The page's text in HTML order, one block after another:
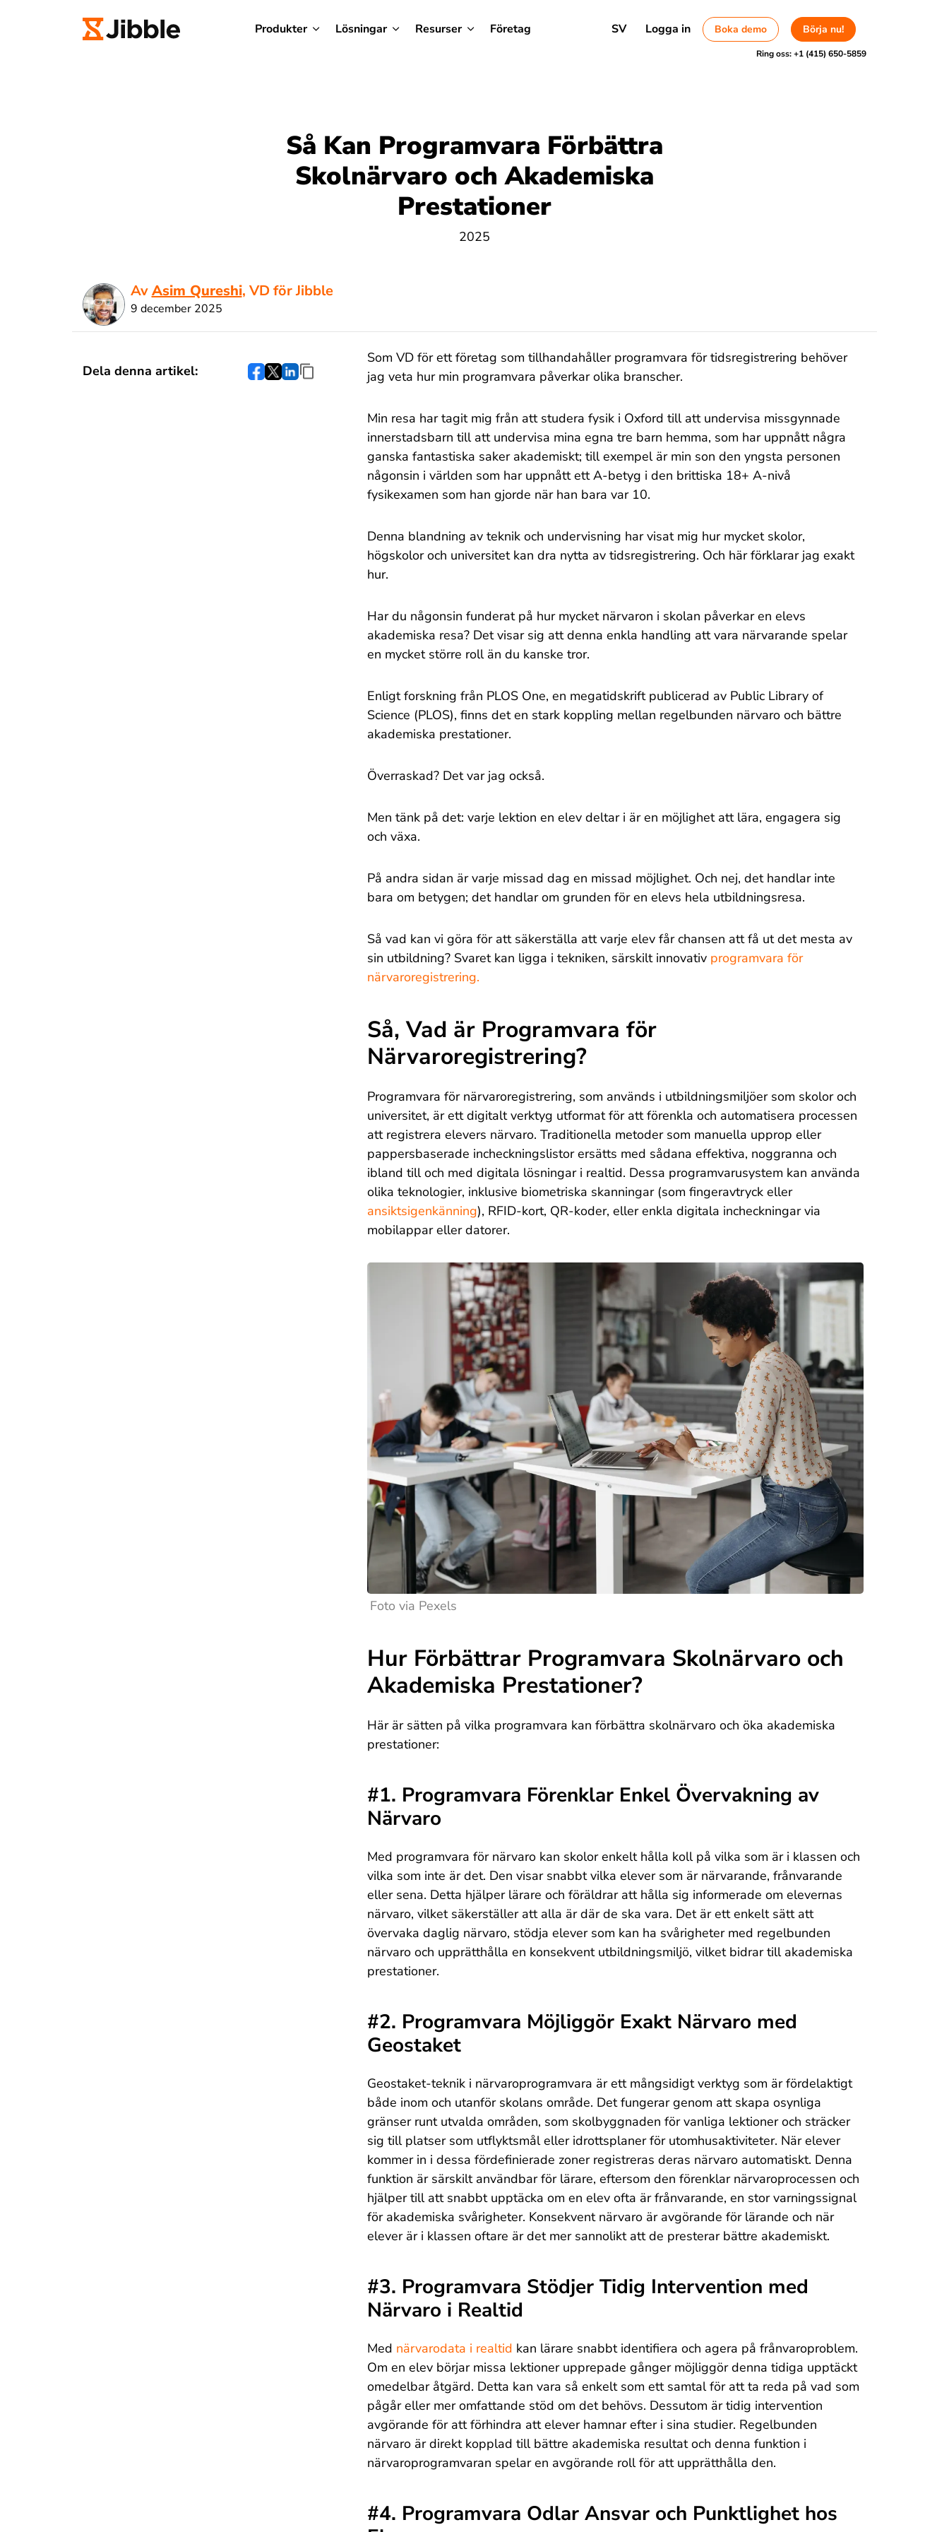
Produkter Lösningar Resurser Företag SV Logga in Boka demo Börja nu!
Ring oss:+1 (415) 650-5859
Så Kan Programvara Förbättra
Skolnärvaro och Akademiska
Prestationer
2025
AvAsim Qureshi, VD för Jibble
9 december 2025
Dela denna artikel:
Som VD för ett företag som tillhandahåller programvara för tidsregistrering behöver
jag veta hur min programvara påverkar olika branscher.
Min resa har tagit mig från att studera fysik i Oxford till att undervisa missgynnade
innerstadsbarn till att undervisa mina egna tre barn hemma, som har uppnått några
ganska fantastiska saker akademiskt; till exempel är min son den yngsta personen
någonsin i världen som har uppnått ett A-betyg i den brittiska 18+ A-nivå
fysikexamen som han gjorde när han bara var 10.
Denna blandning av teknik och undervisning har visat mig hur mycket skolor,
högskolor och universitet kan dra nytta av tidsregistrering. Och här förklarar jag exakt
hur.
Har du någonsin funderat på hur mycket närvaron i skolan påverkar en elevs
akademiska resa? Det visar sig att denna enkla handling att vara närvarande spelar
en mycket större roll än du kanske tror.
Enligt forskning från PLOS One, en megatidskrift publicerad av Public Library of
Science (PLOS), finns det en stark koppling mellan regelbunden närvaro och bättre
akademiska prestationer.
Överraskad? Det var jag också.
Men tänk på det: varje lektion en elev deltar i är en möjlighet att lära, engagera sig
och växa.
På andra sidan är varje missad dag en missad möjlighet. Och nej, det handlar inte
bara om betygen; det handlar om grunden för en elevs hela utbildningsresa.
Så vad kan vi göra för att säkerställa att varje elev får chansen att få ut det mesta av
sin utbildning? Svaret kan ligga i tekniken, särskilt innovativ programvara för
närvaroregistrering.
Så, Vad är Programvara för
Närvaroregistrering?
Programvara för närvaroregistrering, som används i utbildningsmiljöer som skolor och
universitet, är ett digitalt verktyg utformat för att förenkla och automatisera processen
att registrera elevers närvaro. Traditionella metoder som manuella upprop eller
pappersbaserade incheckningslistor ersätts med sådana effektiva, noggranna och
ibland till och med digitala lösningar i realtid. Dessa programvarusystem kan använda
olika teknologier, inklusive biometriska skanningar (som fingeravtryck eller
ansiktsigenkänning), RFID-kort, QR-koder, eller enkla digitala incheckningar via
mobilappar eller datorer.
Foto via Pexels
Hur Förbättrar Programvara Skolnärvaro och
Akademiska Prestationer?
Här är sätten på vilka programvara kan förbättra skolnärvaro och öka akademiska
prestationer:
#1. Programvara Förenklar Enkel Övervakning av
Närvaro
Med programvara för närvaro kan skolor enkelt hålla koll på vilka som är i klassen och
vilka som inte är det. Den visar snabbt vilka elever som är närvarande, frånvarande
eller sena. Detta hjälper lärare och föräldrar att hålla sig informerade om elevernas
närvaro, vilket säkerställer att alla är där de ska vara. Det är ett enkelt sätt att
övervaka daglig närvaro, stödja elever som kan ha svårigheter med regelbunden
närvaro och upprätthålla en konsekvent utbildningsmiljö, vilket bidrar till akademiska
prestationer.
#2. Programvara Möjliggör Exakt Närvaro med
Geostaket
Geostaket-teknik i närvaroprogramvara är ett mångsidigt verktyg som är fördelaktigt
både inom och utanför skolans område. Det fungerar genom att skapa osynliga
gränser runt utvalda områden, som skolbyggnaden för vanliga lektioner och sträcker
sig till platser som utflyktsmål eller idrottsplaner för utomhusaktiviteter. När elever
kommer in i dessa fördefinierade zoner registreras deras närvaro automatiskt. Denna
funktion är särskilt användbar för lärare, eftersom den förenklar närvaroprocessen och
hjälper till att snabbt upptäcka om en elev ofta är frånvarande, en stor varningssignal
för akademiska svårigheter. Konsekvent närvaro är avgörande för lärande och när
elever är i klassen oftare är det mer sannolikt att de presterar bättre akademiskt.
#3. Programvara Stödjer Tidig Intervention med
Närvaro i Realtid
Med närvarodata i realtid kan lärare snabbt identifiera och agera på frånvaroproblem.
Om en elev börjar missa lektioner upprepade gånger möjliggör denna tidiga upptäckt
omedelbar åtgärd. Detta kan vara så enkelt som ett samtal för att ta reda på vad som
pågår eller mer omfattande stöd om det behövs. Dessutom är tidig intervention
avgörande för att förhindra att elever hamnar efter i sina studier. Regelbunden
närvaro är direkt kopplad till bättre akademiska resultat och denna funktion i
närvaroprogramvaran spelar en avgörande roll för att upprätthålla den.
#4. Programvara Odlar Ansvar och Punktlighet hos